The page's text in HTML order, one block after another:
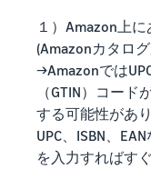
１）Amazon上
(Amazonカタロ
→Amazonでは
（GTIN）コー
する可能性があ
UPC、ISBN、
を入力すればす